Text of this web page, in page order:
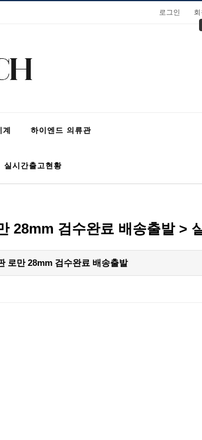
로그인
하이엔드 의류관
실시간출고현황
28mm 검수완료 배송출발 >
로만 28mm 검수완료 배송출발